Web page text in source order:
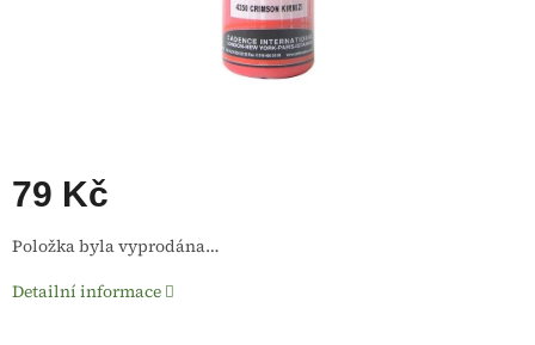
79 Kč
Měrná
cena:
Položka byla vyprodána…
Detailní informace